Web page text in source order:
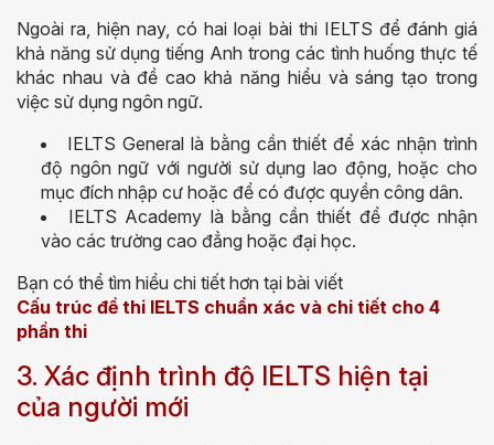
Ngoài ra, hiện nay, có hai loại bài thi IELTS để đánh giá
khả năng sử dụng tiếng Anh trong các tình huống thực tế
khác nhau và đề cao khả năng hiểu và sáng tạo trong
việc sử dụng ngôn ngữ.
IELTS General là bằng cần thiết để xác nhận trình
độ ngôn ngữ với người sử dụng lao động, hoặc cho
mục đích nhập cư hoặc để có được quyền công dân.
IELTS Academy là bằng cần thiết để được nhận
vào các trường cao đẳng hoặc đại học.
Bạn có thể tìm hiểu chi tiết hơn tại bài viết
Cấu trúc đề thi IELTS chuẩn xác và chi tiết cho 4
phần thi
3. Xác định trình độ IELTS hiện tại
của người mới